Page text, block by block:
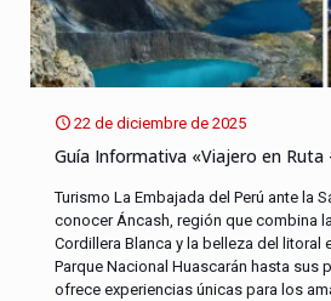
22 de diciembre de 2025
Guía Informativa «Viajero en Ruta
Turismo La Embajada del Perú ante la
conocer Áncash, región que combina
Cordillera Blanca y la belleza del litoral
Parque Nacional Huascarán hasta sus
ofrece experiencias únicas para los